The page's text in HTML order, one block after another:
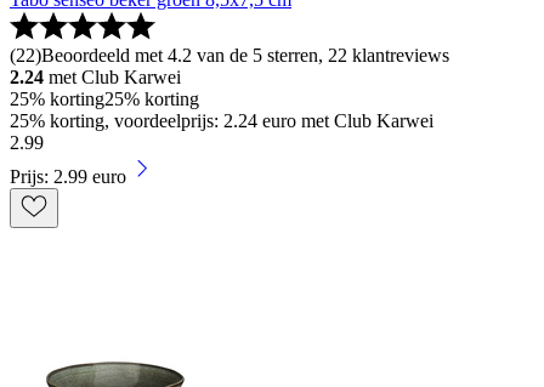
(22)Beoordeeld met 4.2 van de 5 sterren, 22 klantreviews
2.24 met Club Karwei
25% korting25% korting
25% korting, voordeelprijs: 2.24 euro met Club Karwei
2.99
Prijs: 2.99 euro